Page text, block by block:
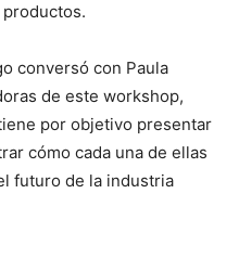
conversó con Paula
de este workshop,
por objetivo presentar
cómo cada una de ellas
futuro de la industria